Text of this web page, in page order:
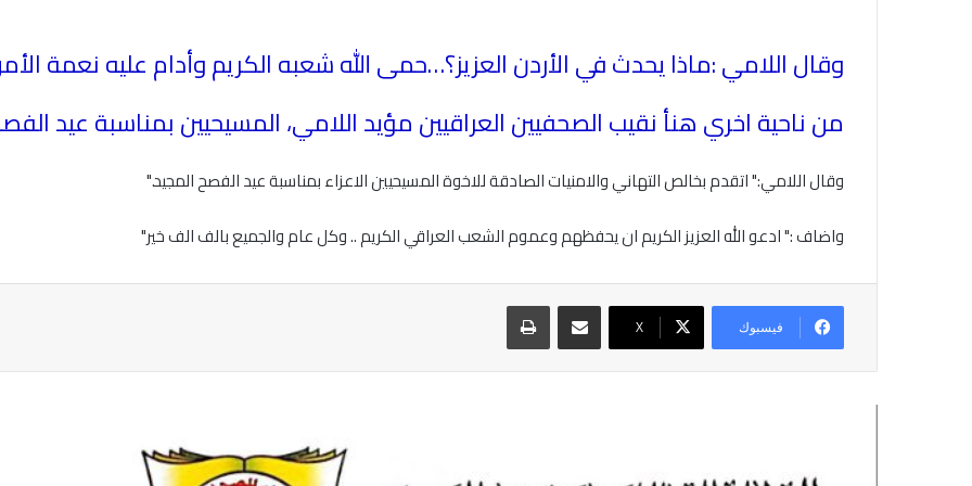
وقال اللامي :ماذا يحدث في الأردن العزيز؟…حمى الله شعبه الكريم وأدام عليه نعمة
من ناحية اخري هنأ نقيب الصحفيين العراقيين مؤيد اللامي، المسيحيين بمناسبة عيد
وقال اللامي:" ‏اتقدم بخالص التهاني والامنيات الصادقة للاخوة المسيحيين الاعزاء بمناسبة عيد الفصح المجيد".
واضاف :" ادعو الله العزيز الكريم ان يحفظهم وعموم الشعب العراقي الكريم .. وكل عام والجميع بالف الف خير"
فيسبوك X
مشاركة عبر البريد طباعة